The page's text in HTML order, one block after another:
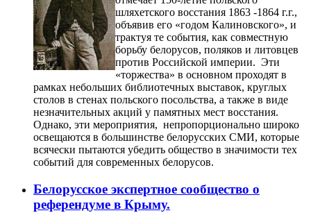
шляхетского восстания 1863 -1864 г.г.,
объявив его «годом Калиновского», и
трактуя те события, как совместную
борьбу белорусов, поляков и литовцев
против Российской империи. Эти
«торжества» в основном проходят в
рамках небольших библиотечных выставок, круглых
столов в стенах польского посольства, а также в виде
незначительных акций у памятных мест восстания.
Однако, эти мероприятия, непропорционально широко
освещаются в большинстве белорусских СМИ, которые
всячески пытаются убедить общество в значимости тех
событий для современных белорусов.
Белорусское экспертное сообщество о
референдуме в Крыму.